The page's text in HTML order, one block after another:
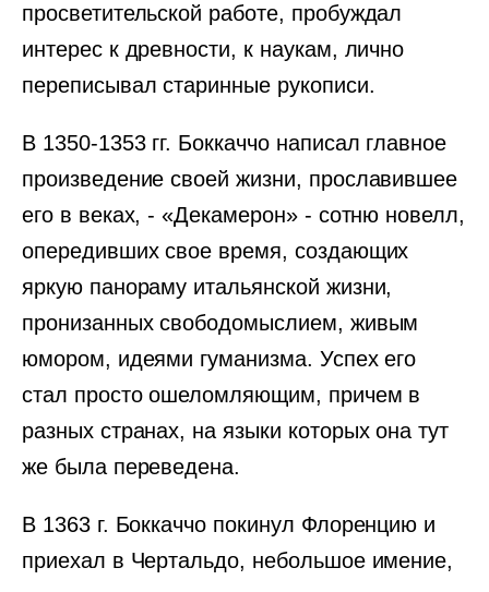
просветительской работе, пробуждал
интерес к древности, к наукам, лично
переписывал старинные рукописи.
В 1350-1353 гг. Боккаччо написал главное
произведение своей жизни, прославившее
его в веках, - «Декамерон» - сотню новелл,
опередивших свое время, создающих
яркую панораму итальянской жизни,
пронизанных свободомыслием, живым
юмором, идеями гуманизма. Успех его
стал просто ошеломляющим, причем в
разных странах, на языки которых она тут
же была переведена.
В 1363 г. Боккаччо покинул Флоренцию и
приехал в Чертальдо, небольшое имение,